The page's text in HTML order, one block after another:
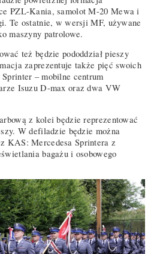
PZL-Kania, samolot M-20 Mewa i
Te ostatnie, w wersji MF, używane
maszyny patrolowe.
też będzie pododdział pieszy
zaprezentuje także pięć swoich
– mobilne centrum
Isuzu D-max oraz dwa VW
z kolei będzie reprezentować
W defiladzie będzie można
KAS: Mercedesa Sprintera z
bagażu i osobowego